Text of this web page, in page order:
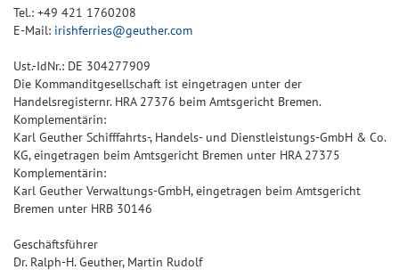
Tel.: +49 421 1760208
E-Mail: irishferries@geuther.com
Ust.-IdNr.: DE 304277909
Die Kommanditgesellschaft ist eingetragen unter der
Handelsregisternr. HRA 27376 beim Amtsgericht Bremen.
Komplementärin:
Karl Geuther Schifffahrts-, Handels- und Dienstleistungs-GmbH & Co.
KG, eingetragen beim Amtsgericht Bremen unter HRA 27375
Komplementärin:
Karl Geuther Verwaltungs-GmbH, eingetragen beim Amtsgericht
Bremen unter HRB 30146
Geschäftsführer
Dr. Ralph-H. Geuther, Martin Rudolf